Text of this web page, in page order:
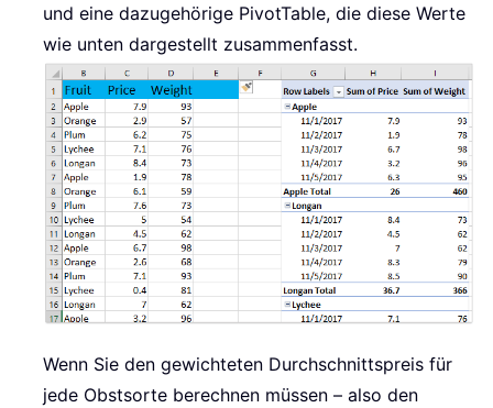
und eine dazugehörige PivotTable, die diese Werte
wie unten dargestellt zusammenfasst.
Wenn Sie den gewichteten Durchschnittspreis für
jede Obstsorte berechnen müssen – also den